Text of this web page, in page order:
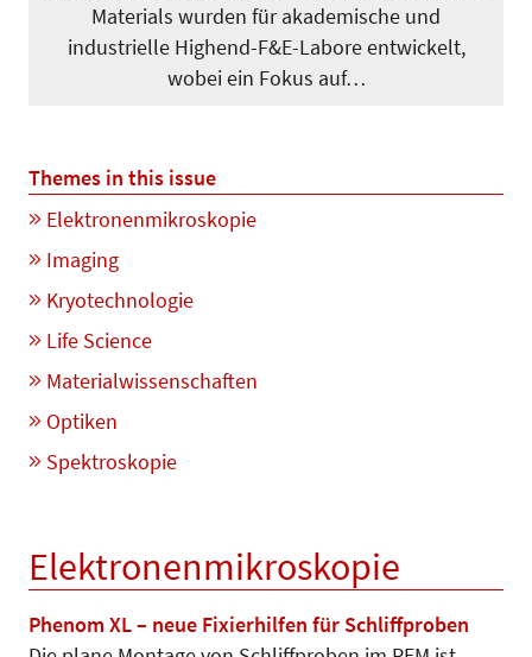
Materials wurden für akademische und
industrielle Highend-F&E-Labore entwickelt,
wobei ein Fo­kus auf…
Themes in this issue
Elektronenmikroskopie
Imaging
Kryotechnologie
Life Science
Materialwissenschaften
Optiken
Spektroskopie
Elektronenmikroskopie
Phenom XL – neue Fixierhilfen für Schliffproben